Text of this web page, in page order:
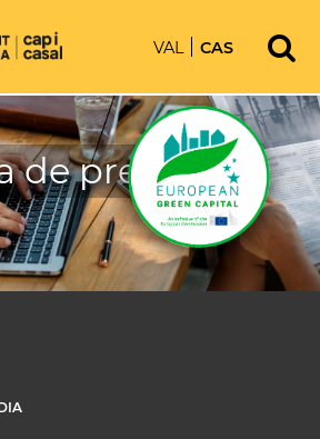
VAL CAS
de prensa